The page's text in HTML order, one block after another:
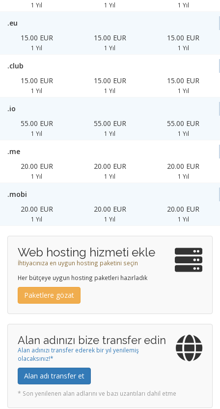
1 Yıl 1 Yıl 1 Yıl
.eu
15.00 EUR
1 Yıl
15.00 EUR
1 Yıl
15.00 EUR
1 Yıl
.club
15.00 EUR
1 Yıl
15.00 EUR
1 Yıl
15.00 EUR
1 Yıl
.io
55.00 EUR
1 Yıl
55.00 EUR
1 Yıl
55.00 EUR
1 Yıl
.me
20.00 EUR
1 Yıl
20.00 EUR
1 Yıl
20.00 EUR
1 Yıl
.mobi
20.00 EUR
1 Yıl
20.00 EUR
1 Yıl
20.00 EUR
1 Yıl
Web hosting hizmeti ekle
İhtiyacınıza en uygun hosting paketini seçin
Her bütçeye uygun hosting paketleri hazırladık
Paketlere gözat
Alan adınızı bize transfer edin
Alan adınızı transfer ederek bir yıl yenilemiş
olacaksınız!*
Alan adı transfer et
* Son yenilenen alan adlarını ve bazı uzantıları dahil etme